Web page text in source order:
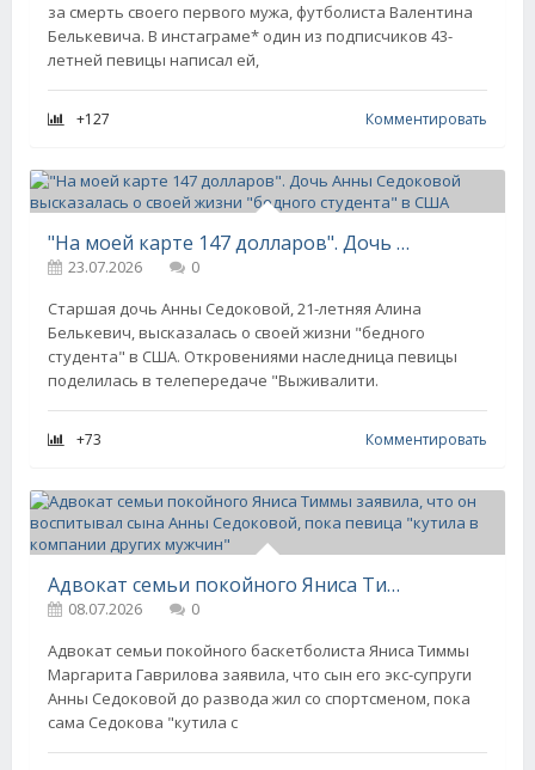
за смерть своего первого мужа, футболиста Валентина
Белькевича. В инстаграме* один из подписчиков 43-
летней певицы написал ей,
+127 Комментировать
"На моей карте 147 долларов". Дочь Анны Седоковой высказалась о своей жизни "бедного студента" в США
23.07.2026
0
Старшая дочь Анны Седоковой, 21-летняя Алина
Белькевич, высказалась о своей жизни "бедного
студента" в США. Откровениями наследница певицы
поделилась в телепередаче "Выживалити.
+73 Комментировать
Адвокат семьи покойного Яниса Тиммы заявила, что он воспитывал сына Анны Седоковой, пока певица "кутила в компании других мужчин"
08.07.2026
0
Адвокат семьи покойного баскетболиста Яниса Тиммы
Маргарита Гаврилова заявила, что сын его экс-супруги
Анны Седоковой до развода жил со спортсменом, пока
сама Седокова "кутила с